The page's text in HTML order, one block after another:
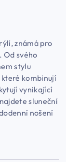
známá pro
Od svého
stylu
které kombinují
vynikající
sluneční
nošení